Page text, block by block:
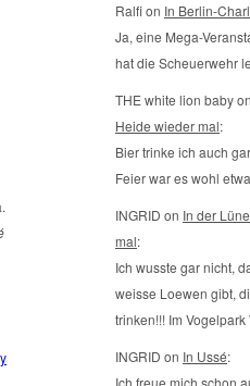
Ralfi on In Berlin-
Ja, eine Mega-
hat die Scheuerwehr
THE white lion baby on
Heide wieder mal:
Bier trinke ich auch
Feier war es wohl
INGRID on In der
mal:
Ich wusste gar nicht,
weisse Loewen gibt,
trinken!!! Im
INGRID on In Ussé:
Ich freue mich schon